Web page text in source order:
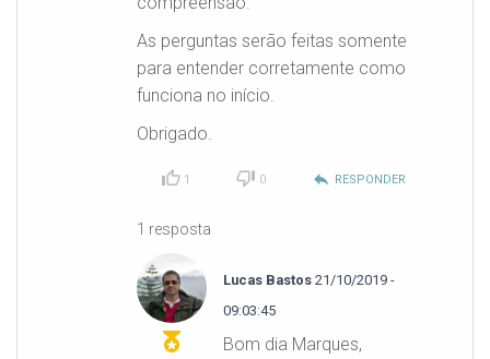
As perguntas serão feitas somente
para entender corretamente como
funciona no início.
Obrigado.
reply RESPONDER
0
1
1 resposta
Lucas Bastos 21/10/2019 -
09:03:45
Bom dia Marques,